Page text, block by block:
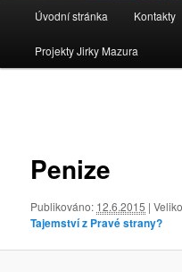
navigační
Úvodní stránka Kontakty
Projekty Jirky Mazura
Penize
Publikováno: 12.6.2015 |
Tajemství z Pravé strany?